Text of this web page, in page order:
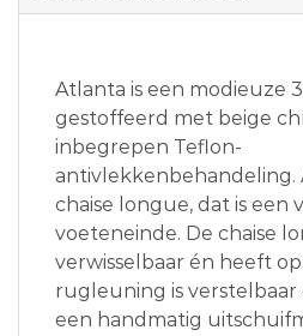
Atlanta is een modieuze
gestoffeerd met beige
inbegrepen Teflon-
antivlekkenbehandeling.
chaise longue, dat is een
voeteneinde. De chaise
verwisselbaar én heeft
rugleuning is
een handmatig